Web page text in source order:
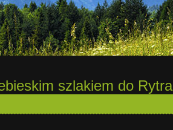
szlakiem do Rytra